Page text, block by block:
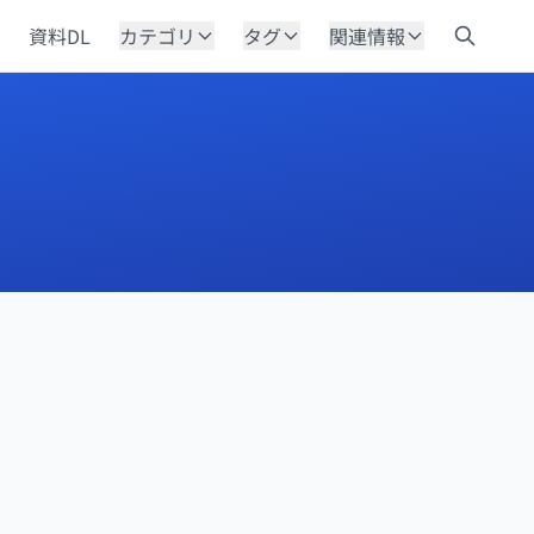
資料DL カテゴリ タグ 関連情報